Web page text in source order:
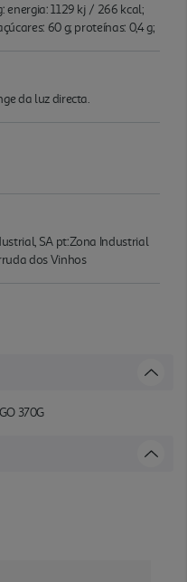
energia: 1129 kj / 266 kcal;
60 g; proteínas: 0,4 g;
da luz directa.
SA pt:Zona Industrial
dos Vinhos
370G